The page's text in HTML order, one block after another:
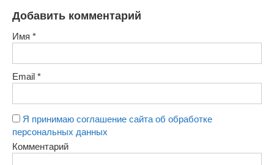
Добавить комментарий
Имя *
Email *
Я принимаю соглашение сайта об обработке
персональных данных
Комментарий